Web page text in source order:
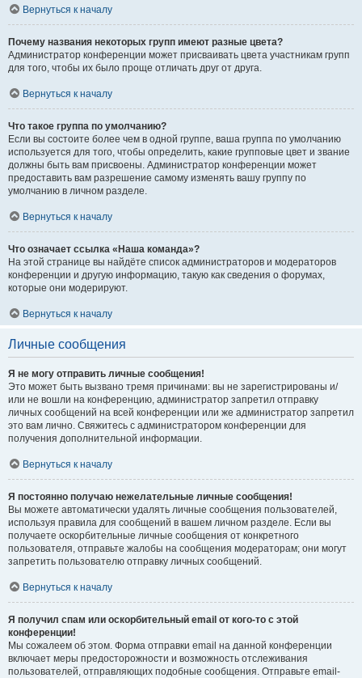
Вернуться к началу
Почему названия некоторых групп имеют разные цвета?
Администратор конференции может присваивать цвета участникам групп
для того, чтобы их было проще отличать друг от друга.
Вернуться к началу
Что такое группа по умолчанию?
Если вы состоите более чем в одной группе, ваша группа по умолчанию
используется для того, чтобы определить, какие групповые цвет и звание
должны быть вам присвоены. Администратор конференции может
предоставить вам разрешение самому изменять вашу группу по
умолчанию в личном разделе.
Вернуться к началу
Что означает ссылка «Наша команда»?
На этой странице вы найдёте список администраторов и модераторов
конференции и другую информацию, такую как сведения о форумах,
которые они модерируют.
Вернуться к началу
Личные сообщения
Я не могу отправить личные сообщения!
Это может быть вызвано тремя причинами: вы не зарегистрированы и/
или не вошли на конференцию, администратор запретил отправку
личных сообщений на всей конференции или же администратор запретил
это вам лично. Свяжитесь с администратором конференции для
получения дополнительной информации.
Вернуться к началу
Я постоянно получаю нежелательные личные сообщения!
Вы можете автоматически удалять личные сообщения пользователей,
используя правила для сообщений в вашем личном разделе. Если вы
получаете оскорбительные личные сообщения от конкретного
пользователя, отправьте жалобы на сообщения модераторам; они могут
запретить пользователю отправку личных сообщений.
Вернуться к началу
Я получил спам или оскорбительный email от кого-то с этой
конференции!
Мы сожалеем об этом. Форма отправки email на данной конференции
включает меры предосторожности и возможность отслеживания
пользователей, отправляющих подобные сообщения. Отправьте email-